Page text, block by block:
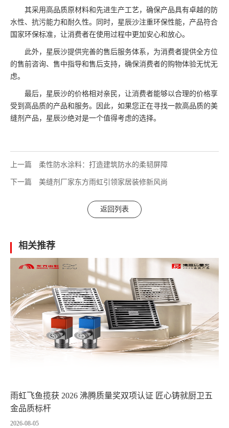
其采用高品质原材料和先进生产工艺，确保产品具有卓越的防
水性、抗污能力和耐久性。同时，星辰沙注重环保性能，产品符合
国家环保标准，让消费者在使用过程中更加安心和放心。
此外，星辰沙提供完善的售后服务体系，为消费者提供全方位
的售前咨询、售中指导和售后支持，确保消费者的购物体验无忧无
虑。
最后，星辰沙的价格相对亲民，让消费者能够以合理的价格享
受到高品质的产品和服务。因此，如果您正在寻找一款高品质的美
缝剂产品，星辰沙绝对是一个值得考虑的选择。
上一篇 柔性防水涂料：打造建筑防水的柔韧屏障
下一篇 美缝剂厂家东方雨虹引领家居装修新风尚
返回列表
相关推荐
雨虹飞鱼揽获 2026 沸腾质量奖双项认证 匠心铸就厨卫五
金品质标杆
2026-08-05